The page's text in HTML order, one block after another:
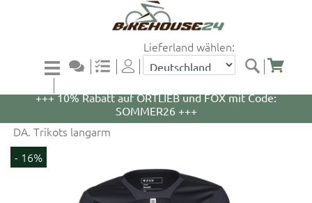
Lieferland wählen:
+++ 5% Rabatt auf WOOM Bikes und Zubehör mit
+++ 10% Rabatt auf ORTLIEB und FOX mit Code:
SOMMER26 +++
DA. Trikots langarm
- 16%